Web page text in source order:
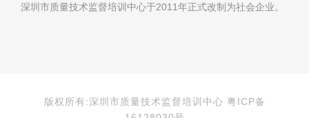
深圳市质量技术监督培训中心于2011年正式改制为社会企业。
版权所有:深圳市质量技术监督培训中心 粤ICP备